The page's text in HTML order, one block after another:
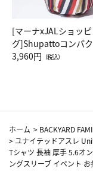
[マーナxJALショッ
グ]Shupattoコンパ
Drop JAL客室乗務員
3,960円 （税込）
ホーム > BACKYARD
> ユナイテッドアスレ
Tシャツ 長袖 厚手 5.6オ
ングスリーブ イベント